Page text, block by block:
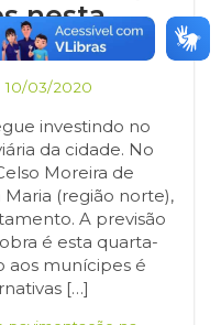
nesta
10/03/2020
investindo no
da cidade. No
Moreira de
(região norte),
A previsão
é esta quarta-
aos munícipes é
[…]